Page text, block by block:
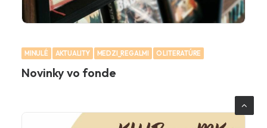
MINULÉ AKTUALITY MEDZI_REGALMI O LITERATÚRE
Novinky vo fonde